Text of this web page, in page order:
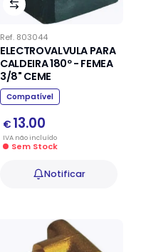
Ref. 803044
ELECTROVALVULA PARA
CALDEIRA 180º - FEMEA
3/8" CEME
Compatível
€ 13.00
IVA nãoincluído
Sem Stock
Notificar